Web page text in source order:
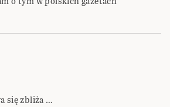
się zbliża …